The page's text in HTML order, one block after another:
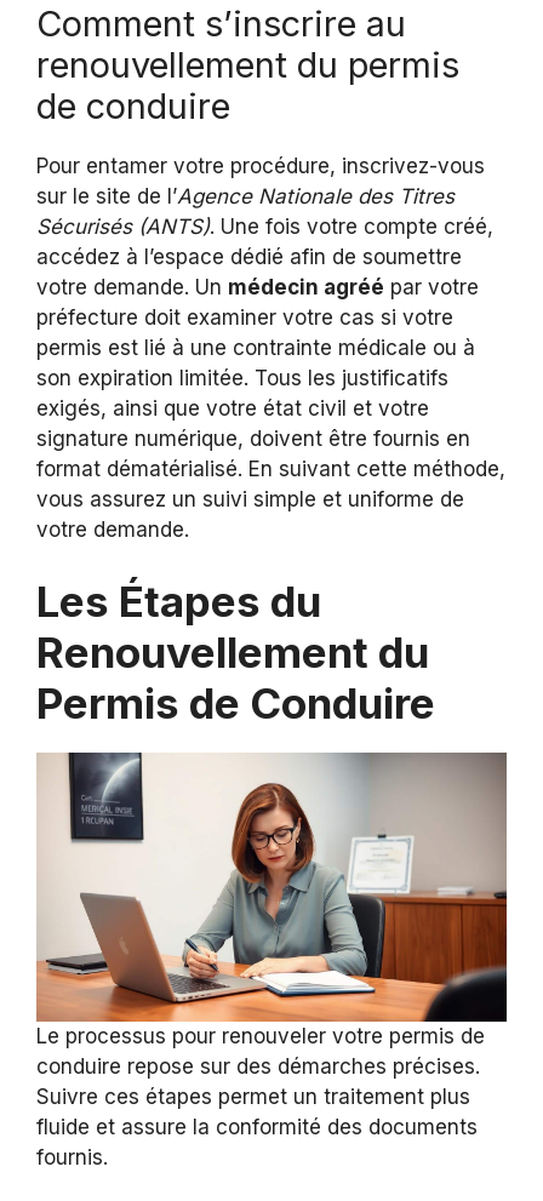
Comment s’inscrire au
renouvellement du permis
de conduire
Pour entamer votre procédure, inscrivez-vous
sur le site de l’Agence Nationale des Titres
Sécurisés (ANTS). Une fois votre compte créé,
accédez à l’espace dédié afin de soumettre
votre demande. Un médecin agréé par votre
préfecture doit examiner votre cas si votre
permis est lié à une contrainte médicale ou à
son expiration limitée. Tous les justificatifs
exigés, ainsi que votre état civil et votre
signature numérique, doivent être fournis en
format dématérialisé. En suivant cette méthode,
vous assurez un suivi simple et uniforme de
votre demande.
Les Étapes du
Renouvellement du
Permis de Conduire
Le processus pour renouveler votre permis de
conduire repose sur des démarches précises.
Suivre ces étapes permet un traitement plus
fluide et assure la conformité des documents
fournis.